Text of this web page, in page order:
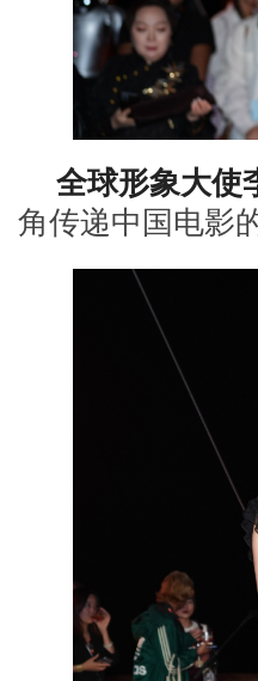
全球形象大使
角传递中国电影